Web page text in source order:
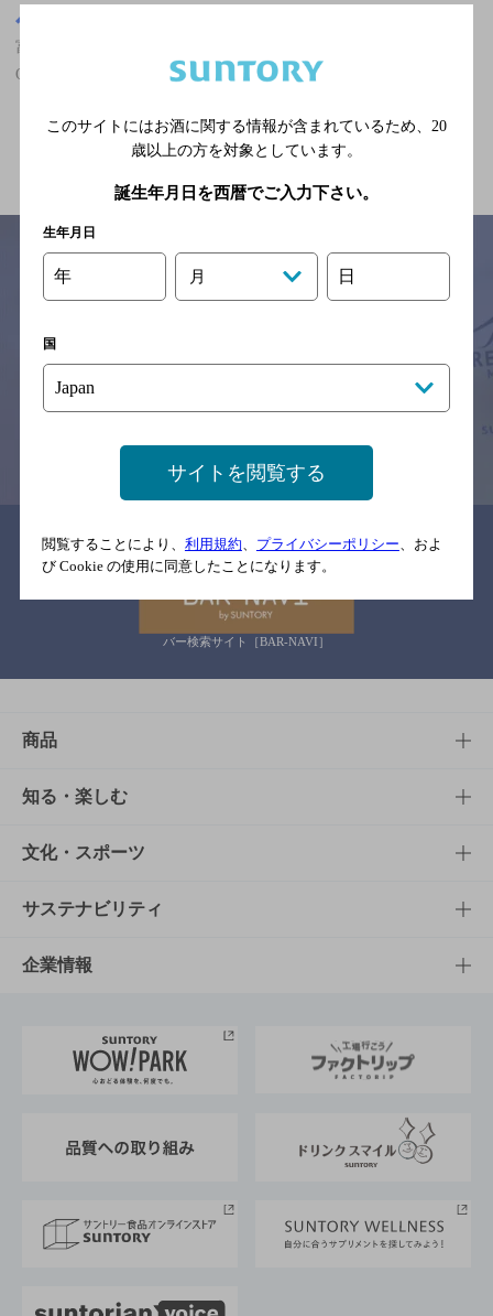
富山県,居酒屋,ザ・プレミアム・モルツ香るエールが飲める,貸切
OK,2,000円未満,個室ありのお店
関連ページ
※それぞれのお店のメニューや営業時間などの掲載情報については、
予告なしに変更されることがありますので、
念のためお店にご確認の上ご来店くださいますようお願い申し上げま
情報提供：ぐるなび
関連リンク
バー検索サイト［BAR-NAVI］
商品
商品TOP
商品一覧
商品発売情報
栄養成分一覧
知る・楽しむ
知る・楽しむTOP
キャンペーン
工場見学
地域情報
文化・スポーツ
文化・スポーツTOP
サントリーホール
サントリーサンバーズ大阪
サステナビリティ
サステナビリティTOP
サントリーが考えるサステナビリティ経営
企業情報
企業概要
採用情報
このサイトにはお酒に関する情報が含まれているため、 20
歳以上の方を対象としています。
誕生年月日を西暦でご入力下さい。
生年月日
年 月 日
国
サイトを閲覧する
閲覧することにより、 利用規約、 プライバシーポリシー、およ
び Cookie の使用に同意したことになります。